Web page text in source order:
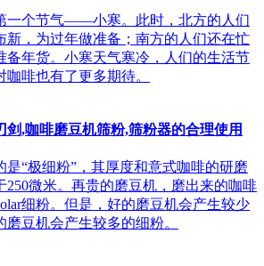
一个节气——小寒。此时，北方的人们
新，为过年做准备；南方的人们还在忙
备年货。小寒天气寒冷，人们的生活节
啡也有了更多期待。
剑,咖啡磨豆机筛粉,筛粉器的合理使用
是“极细粉”，其厚度和意式咖啡的研磨
250微米。再贵的磨豆机，磨出来的咖啡
细粉。但是，好的磨豆机会产生较少
磨豆机会产生较多的细粉。